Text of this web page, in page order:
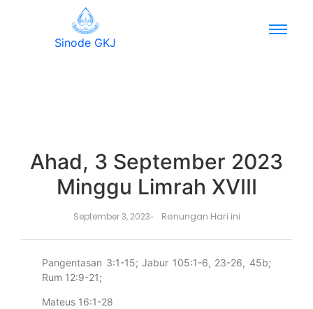
Sinode GKJ
Ahad, 3 September 2023
Minggu Limrah XVIII
September 3, 2023- Renungan Hari ini
Pangentasan 3:1-15; Jabur 105:1-6, 23-26, 45b;
Rum 12:9-21;
Mateus 16:1-28